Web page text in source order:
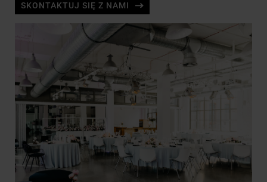
SKONTAKTUJ SIĘ Z NAMI